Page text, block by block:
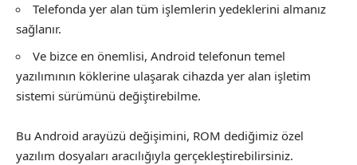
Telefonda yer alan tüm işlemlerin yedeklerini almanız
sağlanır.
Ve bizce en önemlisi, Android telefonun temel
yazılımının köklerine ulaşarak cihazda yer alan işletim
sistemi sürümünü değiştirebilme.
Bu Android arayüzü değişimini, ROM dediğimiz özel
yazılım dosyaları aracılığıyla gerçekleştirebilirsiniz.